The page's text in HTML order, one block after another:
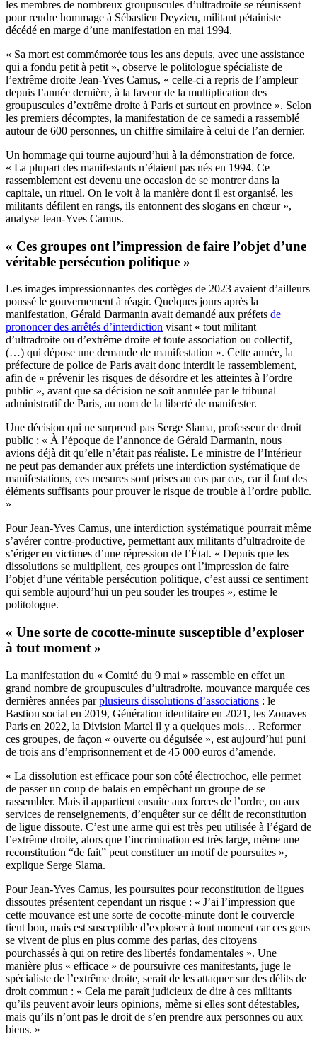
les membres de nombreux groupuscules d’ultradroite se réunissent
pour rendre hommage à Sébastien Deyzieu, militant pétainiste
décédé en marge d’une manifestation en mai 1994.
« Sa mort est commémorée tous les ans depuis, avec une assistance
qui a fondu petit à petit », observe le politologue spécialiste de
l’extrême droite Jean-Yves Camus, « celle-ci a repris de l’ampleur
depuis l’année dernière, à la faveur de la multiplication des
groupuscules d’extrême droite à Paris et surtout en province ». Selon
les premiers décomptes, la manifestation de ce samedi a rassemblé
autour de 600 personnes, un chiffre similaire à celui de l’an dernier.
Un hommage qui tourne aujourd’hui à la démonstration de force.
« La plupart des manifestants n’étaient pas nés en 1994. Ce
rassemblement est devenu une occasion de se montrer dans la
capitale, un rituel. On le voit à la manière dont il est organisé, les
militants défilent en rangs, ils entonnent des slogans en chœur »,
analyse Jean-Yves Camus.
« Ces groupes ont l’impression de faire l’objet d’une
véritable persécution politique »
Les images impressionnantes des cortèges de 2023 avaient d’ailleurs
poussé le gouvernement à réagir. Quelques jours après la
manifestation, Gérald Darmanin avait demandé aux préfets de
prononcer des arrêtés d’interdiction visant « tout militant
d’ultradroite ou d’extrême droite et toute association ou collectif,
(…) qui dépose une demande de manifestation ». Cette année, la
préfecture de police de Paris avait donc interdit le rassemblement,
afin de « prévenir les risques de désordre et les atteintes à l’ordre
public », avant que sa décision ne soit annulée par le tribunal
administratif de Paris, au nom de la liberté de manifester.
Une décision qui ne surprend pas Serge Slama, professeur de droit
public : « À l’époque de l’annonce de Gérald Darmanin, nous
avions déjà dit qu’elle n’était pas réaliste. Le ministre de l’Intérieur
ne peut pas demander aux préfets une interdiction systématique de
manifestations, ces mesures sont prises au cas par cas, car il faut des
éléments suffisants pour prouver le risque de trouble à l’ordre public.
»
Pour Jean-Yves Camus, une interdiction systématique pourrait même
s’avérer contre-productive, permettant aux militants d’ultradroite de
s’ériger en victimes d’une répression de l’État. « Depuis que les
dissolutions se multiplient, ces groupes ont l’impression de faire
l’objet d’une véritable persécution politique, c’est aussi ce sentiment
qui semble aujourd’hui un peu souder les troupes », estime le
politologue.
« Une sorte de cocotte-minute susceptible d’exploser
à tout moment »
La manifestation du « Comité du 9 mai » rassemble en effet un
grand nombre de groupuscules d’ultradroite, mouvance marquée ces
dernières années parplusieurs dissolutions d’associations : le
Bastion social en 2019, Génération identitaire en 2021, les Zouaves
Paris en 2022, la Division Martel il y a quelques mois… Reformer
ces groupes, de façon « ouverte ou déguisée », est aujourd’hui puni
de trois ans d’emprisonnement et de 45 000 euros d’amende.
« La dissolution est efficace pour son côté électrochoc, elle permet
de passer un coup de balais en empêchant un groupe de se
rassembler. Mais il appartient ensuite aux forces de l’ordre, ou aux
services de renseignements, d’enquêter sur ce délit de reconstitution
de ligue dissoute. C’est une arme qui est très peu utilisée à l’égard de
l’extrême droite, alors que l’incrimination est très large, même une
reconstitution “de fait” peut constituer un motif de poursuites »,
explique Serge Slama.
Pour Jean-Yves Camus, les poursuites pour reconstitution de ligues
dissoutes présentent cependant un risque : « J’ai l’impression que
cette mouvance est une sorte de cocotte-minute dont le couvercle
tient bon, mais est susceptible d’exploser à tout moment car ces gens
se vivent de plus en plus comme des parias, des citoyens
pourchassés à qui on retire des libertés fondamentales ». Une
manière plus « efficace » de poursuivre ces manifestants, juge le
spécialiste de l’extrême droite, serait de les attaquer sur des délits de
droit commun : « Cela me paraît judicieux de dire à ces militants
qu’ils peuvent avoir leurs opinions, même si elles sont détestables,
mais qu’ils n’ont pas le droit de s’en prendre aux personnes ou aux
biens. »